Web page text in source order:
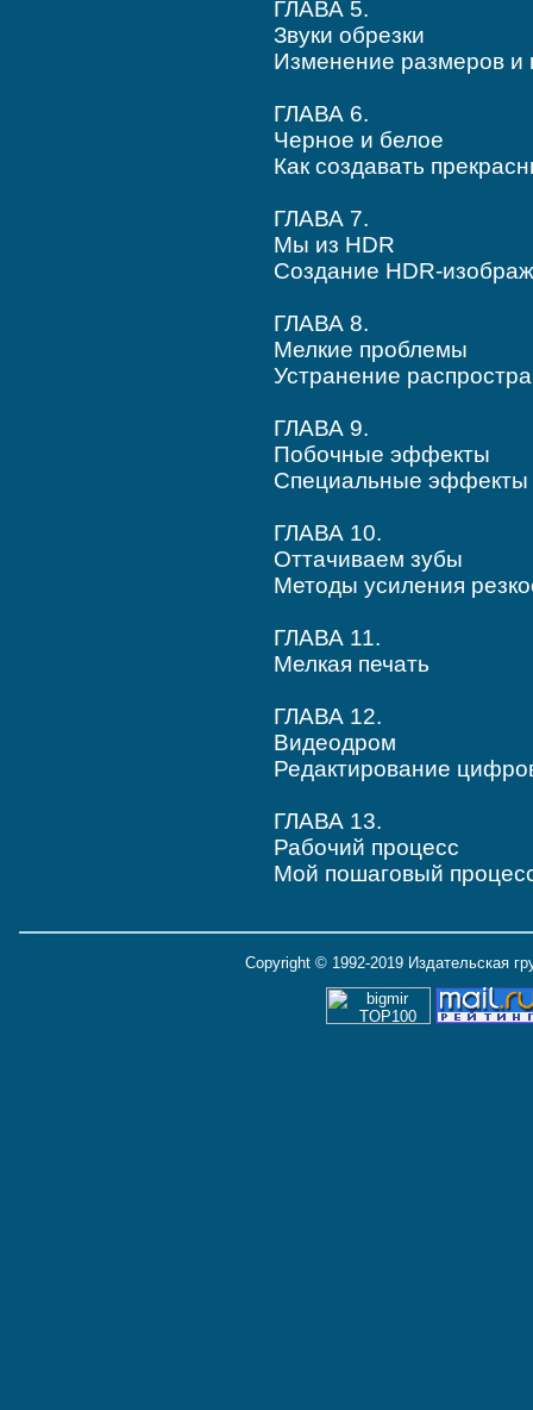
ГЛАВА 5.
Звуки обрезки
Изменение размеров и
ГЛАВА 6.
Черное и белое
Как создавать
ГЛАВА 7.
Мы из HDR
Создание HDR-
ГЛАВА 8.
Мелкие проблемы
Устранение
ГЛАВА 9.
Побочные эффекты
Специальные
ГЛАВА 10.
Оттачиваем зубы
Методы усиления
ГЛАВА 11.
Мелкая печать
ГЛАВА 12.
Видеодром
Редактирование
ГЛАВА 13.
Рабочий процесс
Мой пошаговый
Copyright © 1992-2019 Издательская